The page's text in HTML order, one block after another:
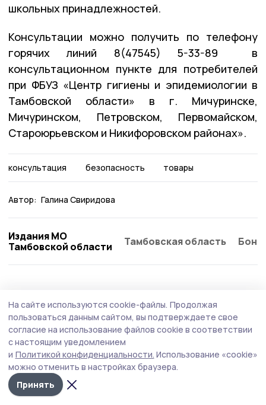
школьных принадлежностей.
Консультации можно получить по телефону
горячих линий 8(47545) 5-33-89 в
консультационном пункте для потребителей
при ФБУЗ «Центр гигиены и эпидемиологии в
Тамбовской области» в г. Мичуринске,
Мичуринском, Петровском, Первомайском,
Староюрьевском и Никифоровском районах».
консультация безопасность товары
Автор: Галина Свиридова
Издания МО
Тамбовской области
Тамбовская область
На сайте используются cookie-файлы. Продолжая
пользоваться данным сайтом, вы подтверждаете свое
согласие на использование файлов cookie в соответствии
с настоящим уведомлением
и Политикой конфиденциальности. Использование «cookie»
можно отменить в настройках браузера.
Принять